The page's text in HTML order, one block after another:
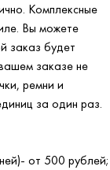
Комплексные
Вы можете
заказ будет
заказе не
ремни и
за один раз.
от 500 рублей;